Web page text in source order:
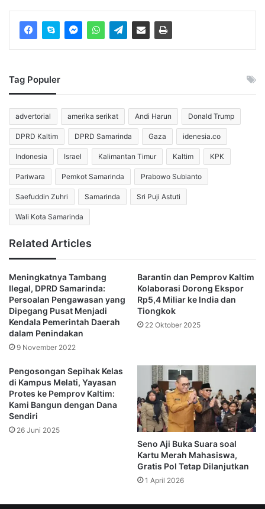
“Akibat penutupan ini, layanan kami terhenti. Ada
Hal senada disampaikan Novi Arianto, salah satu driver
Maxim. Ia menegaskan tarif di aplikasi sudah sesuai
regulasi.
“Potongan aplikator hanya 8-13 persen, masih di
bawah batas maksimal 15 persen sesuai Permenhub.
Tidak adil jika hanya Maxim yang ditutup,” katanya.
Para pengemudi juga mengeluhkan kurangnya ruang
berbeda perlakuan dibanding aplikator lain.
“Kami tidak diberi kesempatan berdialog. Kantor
langsung ditutup, sementara aplikasi lain tetap
berjalan,” imbuh Nurdin.
Menanggapi hal ini, Wakil Gubernur Kaltim, Seno Aji,
menegaskan pihaknya akan mengevaluasi SK Gubernur
2023 yang menjadi dasar penutupan. Evaluasi akan
berlangsung 14 hari kerja, dipimpin Dinas
Perhubungan, dan melibatkan semua aplikator
transportasi daring seperti Grab, Gojek, dan Maxim.
Tag Populer
advertorial amerika serikat Andi Harun Donald Trump
DPRD Kaltim DPRD Samarinda Gaza idenesia.co
Indonesia Israel Kalimantan Timur Kaltim KPK
Pariwara Pemkot Samarinda Prabowo Subianto
Saefuddin Zuhri Samarinda Sri Puji Astuti
Wali Kota Samarinda
Related Articles
Meningkatnya Tambang
Ilegal, DPRD Samarinda:
Persoalan Pengawasan yang
Dipegang Pusat Menjadi
Kendala Pemerintah Daerah
dalam Penindakan
9 November 2022
Barantin dan Pemprov Kaltim
Kolaborasi Dorong Ekspor
Rp5,4 Miliar ke India dan
Tiongkok
22 Oktober 2025
Pengosongan Sepihak Kelas
di Kampus Melati, Yayasan
Protes ke Pemprov Kaltim:
Kami Bangun dengan Dana
Sendiri
26 Juni 2025
Seno Aji Buka Suara soal
Kartu Merah Mahasiswa,
Gratis Pol Tetap Dilanjutkan
1 April 2026